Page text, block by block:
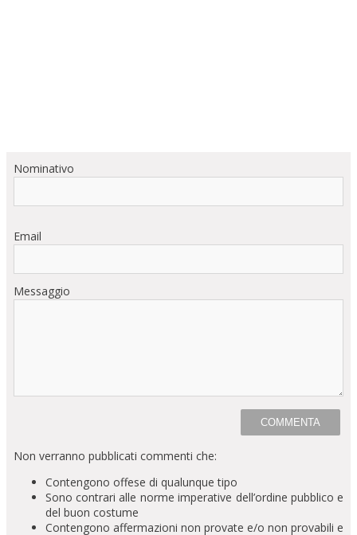
Nominativo
Email
Messaggio
Non verranno pubblicati commenti che:
Contengono offese di qualunque tipo
Sono contrari alle norme imperative dell’ordine pubblico e
del buon costume
Contengono affermazioni non provate e/o non provabili e